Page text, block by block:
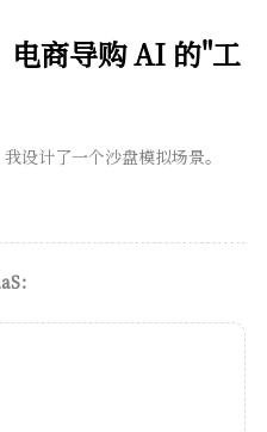
电商导购 AI 的"工
设计了一个沙盘模拟场景。
：